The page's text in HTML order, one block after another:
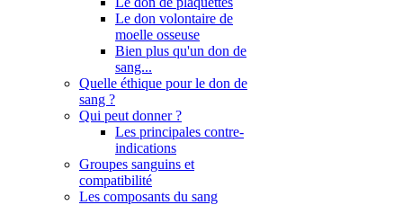
Le don volontaire de
moelle osseuse
Bien plus qu'un don de
sang...
Quelle éthique pour le don de
sang ?
Qui peut donner ?
Les principales contre-
indications
Groupes sanguins et
compatibilité
Les composants du sang